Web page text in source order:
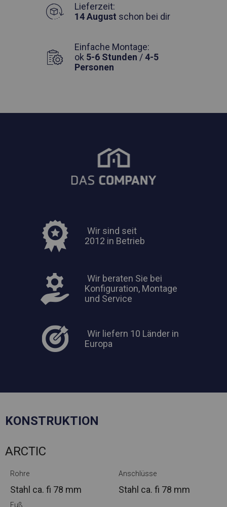
Lieferzeit:
14 August schon bei dir
Einfache Montage:
ok 5-6 Stunden /4-5
Personen
Wir sind seit
2012 in Betrieb
Wir beraten Sie bei
Konfiguration, Montage
und Service
Wir liefern 10 Länder in
Europa
KONSTRUKTION
ARCTIC
Rohre
Stahl ca. fi 78 mm
Anschlüsse
Stahl ca. fi 78 mm
Fuß